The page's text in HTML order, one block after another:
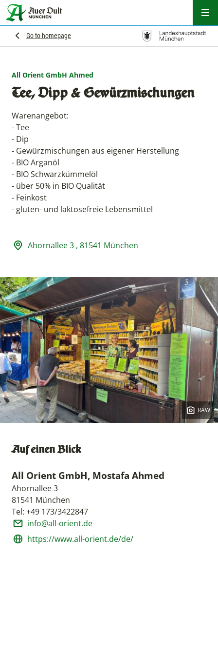
Go to homepage
All Orient GmbH Ahmed
Tee, Dipp & Gewürzmischungen
Warenangebot:
- Tee
- Dip
- Gewürzmischungen aus eigener Herstellung
- BIO Arganöl
- BIO Schwarzkümmelöl
- über 50% in BIO Qualität
- Feinkost
- gluten- und laktosefreie Lebensmittel
Adresse und Öffnungszeiten
Ahornallee 3 , 81541 München
Copyright:
RAW
Auf einen Blick
All Orient GmbH, Mostafa Ahmed
Ahornallee 3
81541 München
Tel: +49 173/3422847
info@all-orient.de
https://www.all-orient.de/de/